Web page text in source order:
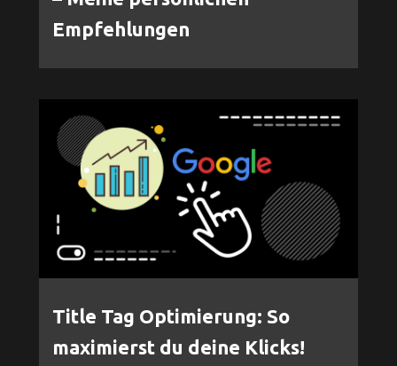
Empfehlungen
Title Tag Optimierung: So
maximierst du deine Klicks!